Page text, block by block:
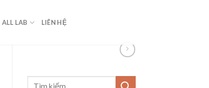
ALL LAB LIÊN HỆ
Tìm